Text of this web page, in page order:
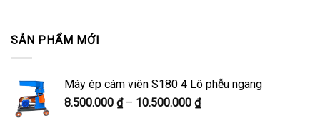
SẢN PHẨM MỚI
Máy ép cám viên S180 4 Lô phễu ngang
8.500.000 ₫ – 10.500.000 ₫Khoảng